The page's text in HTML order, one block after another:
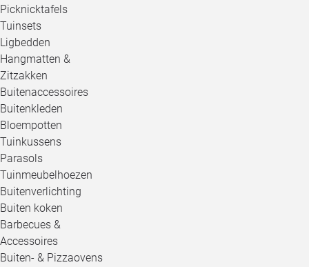
Picknicktafels
Tuinsets
Ligbedden
Hangmatten &
Zitzakken
Buitenaccessoires
Buitenkleden
Bloempotten
Tuinkussens
Parasols
Tuinmeubelhoezen
Buitenverlichting
Buiten koken
Barbecues &
Accessoires
Buiten- & Pizzaovens